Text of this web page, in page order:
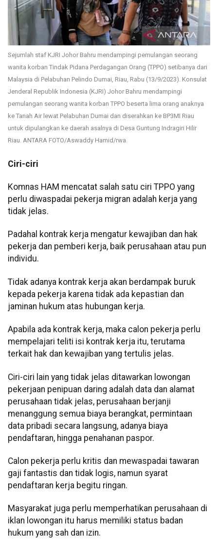
Sejumlah staf KJRI Johor Bahru mendampingi pemulangan seorang
wanita korban Tindak Pidana Perdagangan Orang (TPPO) setibanya dari
Malaysia di Pelabuhan Pelindo Dumai, Riau, Rabu (13/9/2023). Konsulat
Jenderal Republik Indonesia (KJRI) Johor Bahru mendampingi
pemulangan seorang wanita korban TPPO beserta lima orang anaknya
ke Tanah Air lewat Pelabuhan Dumai dan diserahkan ke BP3MI Riau
untuk dipulangkan ke daerah asalnya di Desa Guntung Indragiri Hilir
Riau. ANTARA FOTO/Aswaddy Hamid/rwa.
Ciri-ciri
Komnas HAM mencatat salah satu ciri TPPO yang
perlu diwaspadai pekerja migran adalah kerja yang
tidak jelas.
Padahal kontrak kerja mengatur kewajiban dan hak
pekerja dan pemberi kerja, baik perusahaan atau pun
individu.
Tidak adanya kontrak kerja akan berdampak buruk
kepada pekerja karena tidak ada kepastian dan
jaminan hukum atas hubungan kerja.
Apabila ada kontrak kerja, maka calon pekerja perlu
mempelajari teliti isi kontrak kerja itu, terutama
terkait hak dan kewajiban yang tertulis jelas.
Ciri-ciri lain yang tidak jelas ditawarkan lowongan
pekerjaan penipuan daring adalah data dan alamat
perusahaan tidak jelas, perusahaan berjanji
menanggung semua biaya berangkat, permintaan
data pribadi secara langsung, adanya biaya
pendaftaran, hingga penahanan paspor.
Calon pekerja perlu kritis dan mewaspadai tawaran
gaji fantastis dan tidak logis, namun syarat
pendaftaran kerja begitu ringan.
Masyarakat juga perlu memperhatikan perusahaan di
iklan lowongan itu harus memiliki status badan
hukum yang sah dan izin.